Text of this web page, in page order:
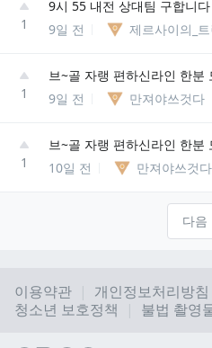
1
9일 전
제르사이의_
1
브~골 자랭 편하신라인 한분
9일 전
만져야쓰것다
1
브~골 자랭 편하신라인 한분
10일 전
만져야쓰것다
다음
이용약관
개인정보처리방침
청소년 보호정책
불법 촬영